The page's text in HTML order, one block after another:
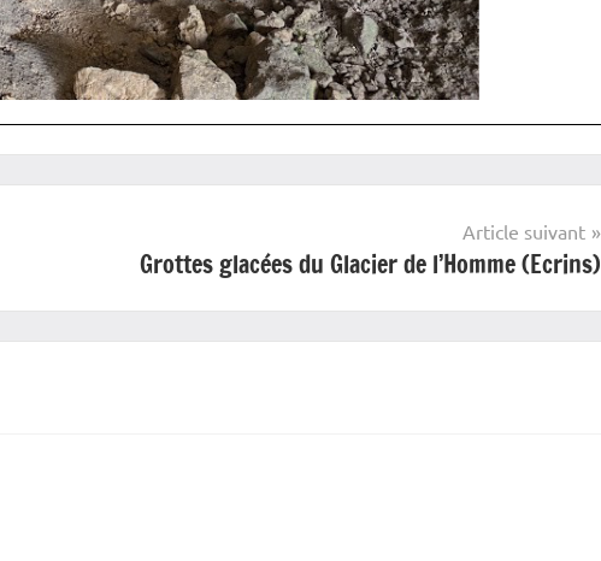
Article suivant
Grottes glacées du Glacier de l’Homme (Ecrins)